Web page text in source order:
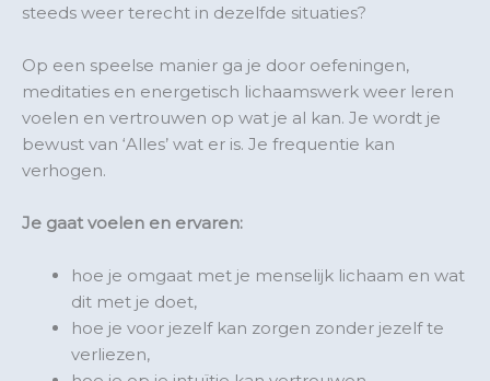
steeds weer terecht in dezelfde situaties?
Op een speelse manier ga je door oefeningen,
meditaties en energetisch lichaamswerk weer leren
voelen en vertrouwen op wat je al kan. Je wordt je
bewust van ‘Alles’ wat er is. Je frequentie kan
verhogen.
Je gaat voelen en ervaren:
hoe je omgaat met je menselijk lichaam en wat
dit met je doet,
hoe je voor jezelf kan zorgen zonder jezelf te
verliezen,